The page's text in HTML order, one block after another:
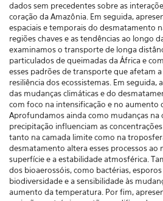
dados sem precedentes sobre as
coração da Amazônia. Em seguida,
espaciais e temporais do desmatamento
regiões chaves e as tendências ao longo
examinamos o transporte de longa
particulados de queimadas da África e
esses padrões de transporte que afetam
resiliência dos ecossistemas. Em
das mudanças climáticas e do
com foco na intensificação e no aumento
Aprofundamos ainda como mudanças na
precipitação influenciam as
tanto na camada limite como na
desmatamento altera esses processos ao
superfície e a estabilidade atmosférica.
dos bioaerossóis, como bactérias,
biodiversidade e a sensibilidade às
aumento da temperatura. Por fim,